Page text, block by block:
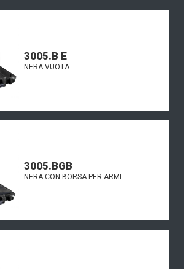
3005.B E
NERA VUOTA
3005.BGB
NERA CON BORSA PER ARMI